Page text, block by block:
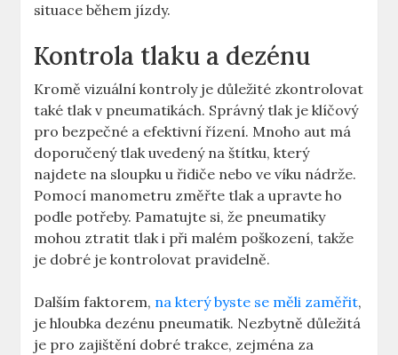
situace během jízdy.
Kontrola tlaku a dezénu
Kromě vizuální kontroly je důležité zkontrolovat
také tlak v pneumatikách. Správný tlak je klíčový
pro bezpečné a efektivní řízení. Mnoho aut má
doporučený tlak uvedený na štítku, který
najdete na sloupku u řidiče nebo ve víku nádrže.
Pomocí manometru změřte tlak a upravte ho
podle potřeby. Pamatujte si, že pneumatiky
mohou ztratit tlak i při malém poškození, takže
je dobré je kontrolovat pravidelně.
Dalším faktorem, na který byste se měli zaměřit,
je hloubka dezénu pneumatik. Nezbytně důležitá
je pro zajištění dobré trakce, zejména za